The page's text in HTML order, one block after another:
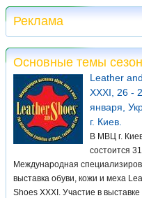
Реклама
Основные темы
Leather
XXXI, 26 -
января,
г. Киев.
В МВЦ г.
состоится 31
Международная
выставка обуви, кожи и меха
Shoes XXXI. Участие в